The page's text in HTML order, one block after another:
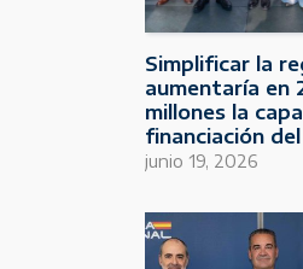
Simplificar la
aumentaría en
millones la
financiación
bancario en
junio 19, 2026